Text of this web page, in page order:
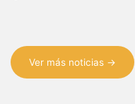
Ver más noticias →